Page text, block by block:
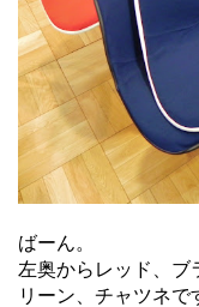
ばーん。
左奥からレッド、ブ
リーン、チャツネで